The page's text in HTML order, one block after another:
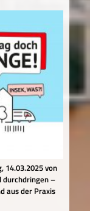
14.03.2025 von
durchdringen –
aus der Praxis